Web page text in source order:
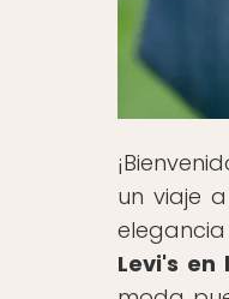
un viaje
Levi's